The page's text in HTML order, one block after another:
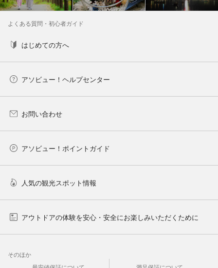
よくある質問・初心者ガイド
はじめての方へ
アソビュー！ヘルプセンター
お問い合わせ
アソビュー！ポイントガイド
人気の観光スポット情報
アウトドアの体験を安心・安全にお楽しみいただくために
そのほか